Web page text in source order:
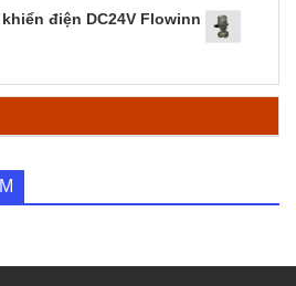
điện DC24V Flowinn